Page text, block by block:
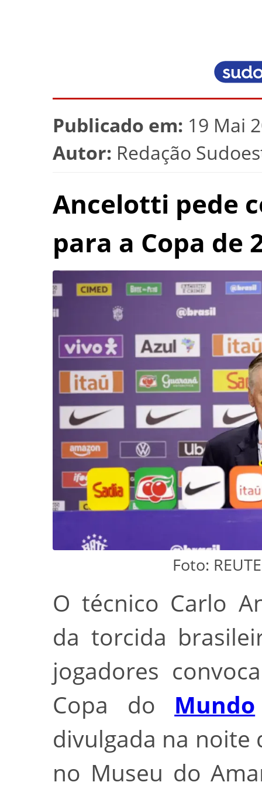
Publicado em: 19 Mai
Autor: Redação
Ancelotti pede
para a Copa de
Foto:
O técnico Carlo
da torcida
jogadores
Copa do Mundo
divulgada na noite
no Museu do